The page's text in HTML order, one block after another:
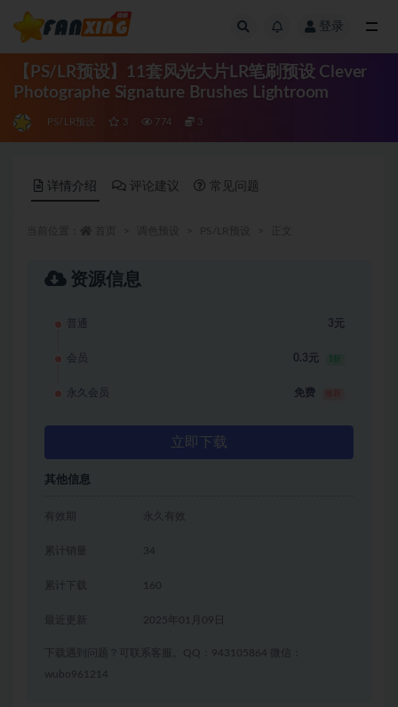
登录
【PS/LR预设】11套风光大片LR笔刷预设 Clever
Photographe Signature Brushes Lightroom
PS/LR预设 3 774 3
详情介绍 评论建议 常见问题
资源信息
普通 3元
会员 0.3元 1折
永久会员 免费
立即下载
其他信息
有效期 永久有效
累计销量 34
累计下载 160
2025年01月09日
下载遇到问题？可联系客服。QQ：943105864 微信：
wubo961214